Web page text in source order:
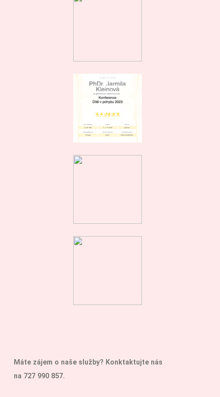
Máte zájem o naše služby? Konktaktujte nás
na 727 990 857.